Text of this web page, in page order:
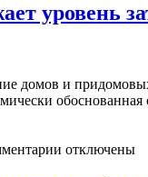
уровень
и
отключены